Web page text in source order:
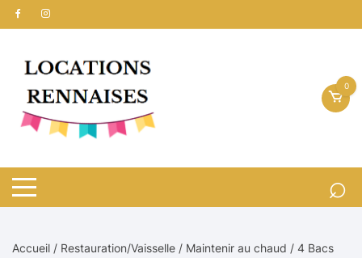
Aller
au
0
Accueil / Restauration/Vaisselle / Maintenir au chaud / 4 Bacs